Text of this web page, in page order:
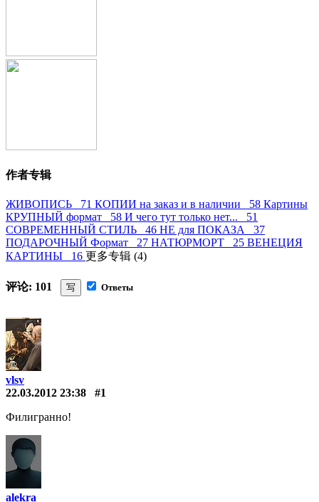
作者专辑
ЖИВОПИСЬ 71 КОПИИ на заказ и в наличии 58 Картины
КРУПНЫЙ формат 58 И чего тут только нет... 51
СОВРЕМЕННЫЙ СТИЛЬ 46 НЕ для ПОКАЗА 37
ПОДАРОЧНЫЙ Формат 27 НАТЮРМОРТ 25 ВЕНЕЦИЯ
КАРТИНЫ 16 更多专辑 (4)
评论: 101 写 Ответы
vlsv
22.03.2012 23:38
#1
Филигранно!
alekra